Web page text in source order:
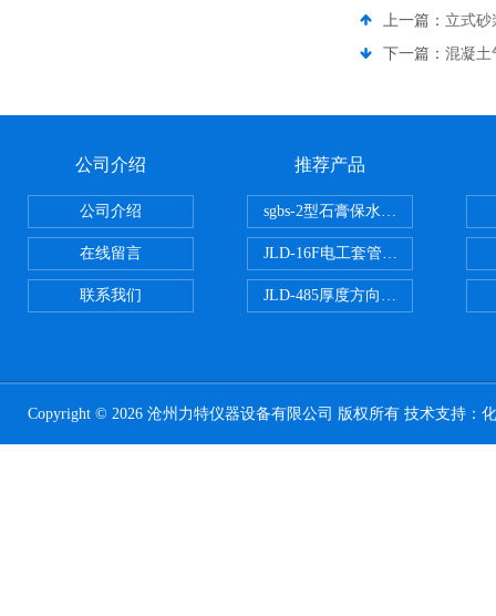
上一篇： 立式砂
下一篇： 混凝土
公司介绍
公司介绍
在线留言
联系我们
推荐产品
sgbs-2型石膏保水率测定仪粉刷
JLD-16F电工套管恒温水浴管材
JLD-485厚度方向性钢板拉伸试验
Copyright © 2026 沧州力特仪器设备有限公司 版权所有 技术支持：